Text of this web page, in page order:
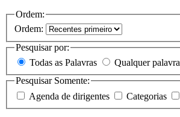
Ordem:
Ordem:
Pesquisar por:
Todas as Palavras
Qualquer palavra
Pesquisar Somente:
Agenda de dirigentes
Categorias